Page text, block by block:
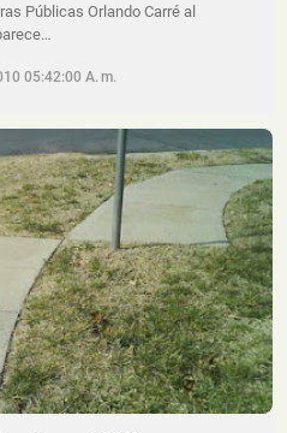
Públicas Orlando Carré al
05:42:00 A. M.